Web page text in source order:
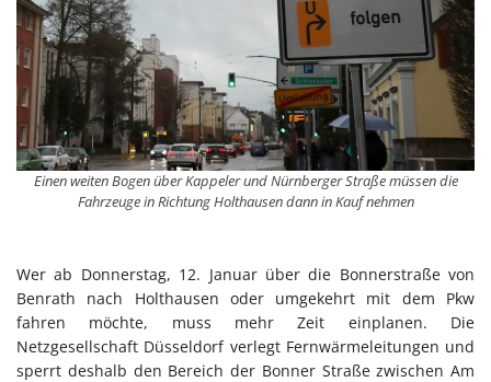
Einen weiten Bogen über Kappeler und Nürnberger Straße müssen die
Fahrzeuge in Richtung Holthausen dann in Kauf nehmen
Wer ab Donnerstag, 12. Januar über die Bonnerstraße von
Benrath nach Holthausen oder umgekehrt mit dem Pkw
fahren möchte, muss mehr Zeit einplanen. Die
Netzgesellschaft Düsseldorf verlegt Fernwärmeleitungen und
sperrt deshalb den Bereich der Bonner Straße zwischen Am